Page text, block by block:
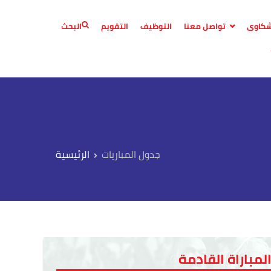
البحث التقويم التوظيف تواصل معنا
جدول المباريات
المباراة القادمة